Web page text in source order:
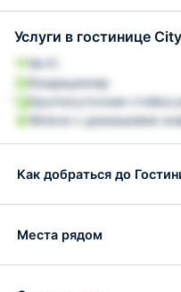
Услуги в гостинице
Wi-Fi
Кондиционер
Круглосуточная стойка
Можно с домашними
Как добраться до
Места рядом